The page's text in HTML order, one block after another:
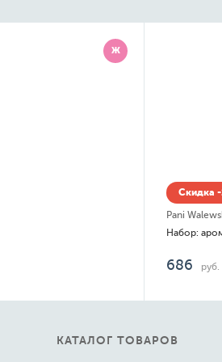
Скидка -14% до 06.08
КАТАЛОГ ТОВАРОВ